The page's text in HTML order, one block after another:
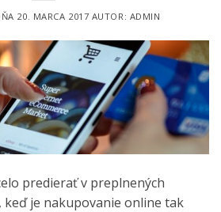
20. MARCA 2017 AUTOR: ADMIN
predierať v preplnených
keď je nakupovanie online tak